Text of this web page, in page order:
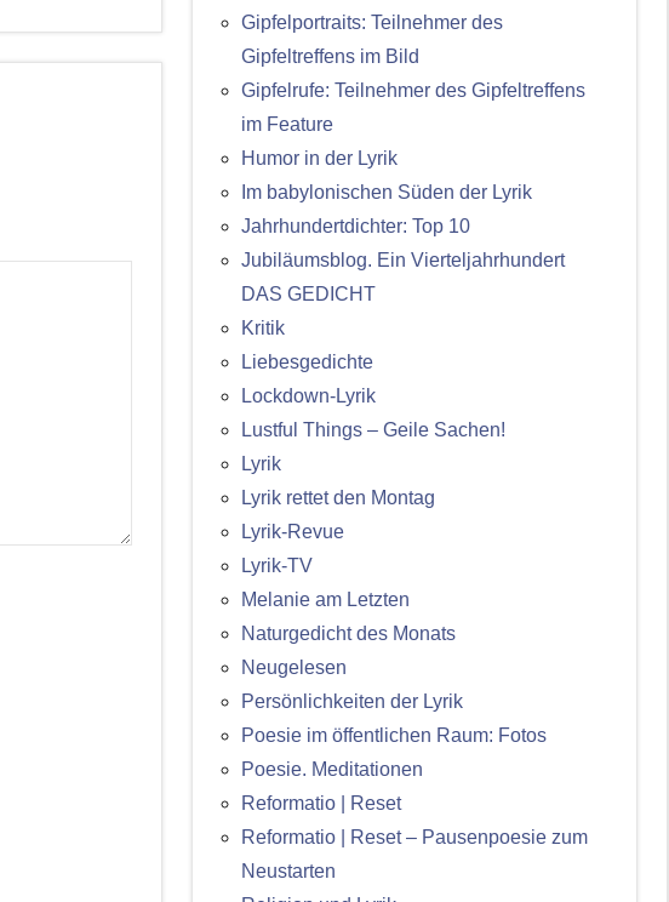
Gipfelportraits: Teilnehmer des
Gipfeltreffens im Bild
Gipfelrufe: Teilnehmer des Gipfeltreffens
im Feature
Humor in der Lyrik
Im babylonischen Süden der Lyrik
Jahrhundertdichter: Top 10
Jubiläumsblog. Ein Vierteljahrhundert
DAS GEDICHT
Kritik
Liebesgedichte
Lockdown-Lyrik
Lustful Things – Geile Sachen!
Lyrik
Lyrik rettet den Montag
Lyrik-Revue
Lyrik-TV
Melanie am Letzten
Naturgedicht des Monats
Neugelesen
Persönlichkeiten der Lyrik
Poesie im öffentlichen Raum: Fotos
Poesie. Meditationen
Reformatio | Reset
Reformatio | Reset – Pausenpoesie zum
Neustarten